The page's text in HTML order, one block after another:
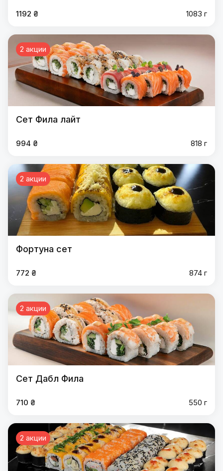
1192 ₴ 1083 г
2 акции
Сет Фила лайт
994 ₴ 818 г
2 акции
Фортуна сет
772 ₴ 874 г
2 акции
Сет Дабл Фила
710 ₴ 550 г
2 акции